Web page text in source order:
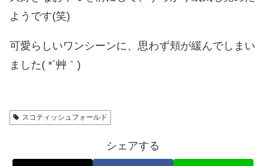
ようです(笑)
可愛らしいワンシーンに、思わず頬が緩んでしまい
ました( *´艸｀)
スコティッシュフォールド
シェアする